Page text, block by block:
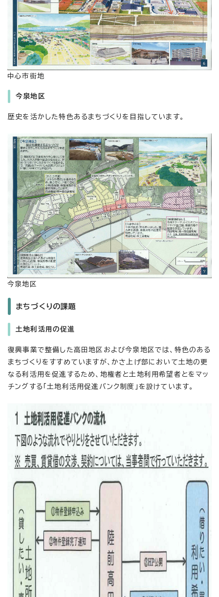
中心市街地
今泉地区
歴史を活かした特色あるまちづくりを目指しています。
今泉地区
まちづくりの課題
土地利活用の促進
復興事業で整備した高田地区および今泉地区では、特色のある
まちづくりをすすめていますが、かさ上げ部において土地の更
なる利活用を促進するため、地権者と土地利用希望者とをマッ
チングする「土地利活用促進バンク制度」を設けています。